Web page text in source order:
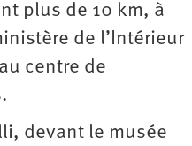
plus de 10 km, à
de l’Intérieur
centre de
devant le musée